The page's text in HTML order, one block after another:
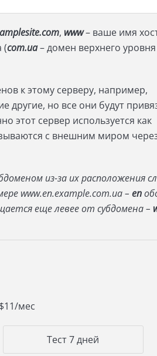
, www– ваше имя
(com.ua– домен верхнего
к этому серверу, например,
другие, но все они будут
этот сервер используется как
с внешним миром
из-за их расположения
www.en.example.com.ua – en
еще левее от субдомена –
мес
Тест 7 дней